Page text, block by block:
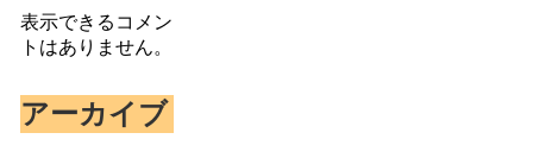
表示できるコメン
トはありません。
アーカイブ